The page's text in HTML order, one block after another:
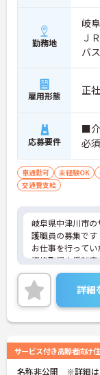
★おすすめ
＜個別ＯＪＴと
・入職後はお一
のＯＪＴ研修を
の機会も提供さ
・施設内には看
の対応や専門的
負担が減ります
専門性を高めら
＜残業月7時間以
・常勤で働くス
高く、急なシフ
にくい人員体制で
・訪問スケジュー
ため、月平均の
なり少なめに抑え
・夜勤明けの翌
編成が組まれてお
長期的な就業が可
＜評価制度でキ
・介護福祉士や初
夜勤回数がしっ
ーションを維持で
キャリア形成が可
勤務地
岐
Ｊ
バ
雇用形態 正
応募要件
■介
必
車通勤可 未経験OK
交通費支給
岐阜県中津川市
護職員の募集で
お仕事を行って
資格取得支援制
ップを目指しや
ご興味のある方に
で、お気軽にお
詳細
サービス付き高齢者向け
名称非公開 ※詳細は